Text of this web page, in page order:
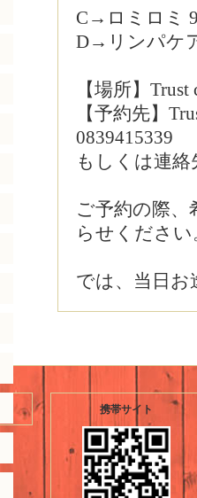
C→ロミロミ
D→リンパケ
【場所】
【予約先】
0839415339
もしくは連
ご予約の際、
らせください
では、当日
携帯サイト